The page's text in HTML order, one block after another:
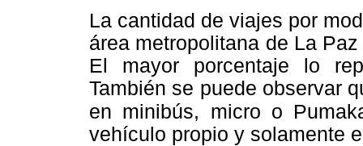
La cantidad de viajes por
área metropolitana de La
El mayor porcentaje lo
También se puede observar
en minibús, micro o
vehículo propio y solamente